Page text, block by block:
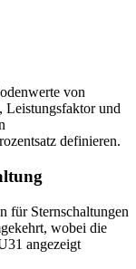
von
Leistungsfaktor und
definieren.
für Sternschaltungen
wobei die
angezeigt